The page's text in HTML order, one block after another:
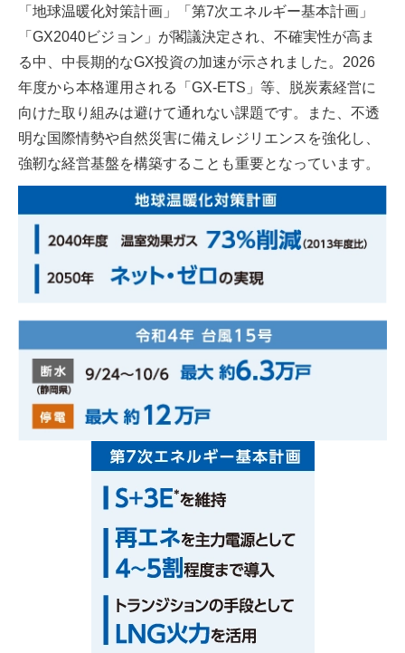
「地球温暖化対策計画」「第7次エネルギー基本計画」
「GX2040ビジョン」が閣議決定され、不確実性が高ま
る中、中長期的なGX投資の加速が示されました。2026
年度から本格運用される「GX-ETS」等、脱炭素経営に
向けた取り組みは避けて通れない課題です。また、不透
明な国際情勢や自然災害に備えレジリエンスを強化し、
強靭な経営基盤を構築することも重要となっています。